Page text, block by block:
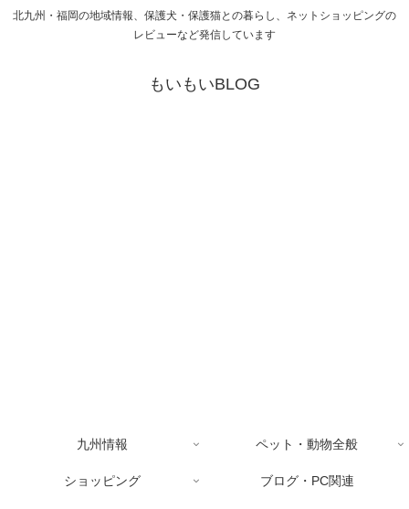
北九州・福岡の地域情報、保護犬・保護猫との暮らし、ネットショッピングの
レビューなど発信しています
もいもいBLOG
九州情報 ペット・動物全般
ショッピング ブログ・PC関連